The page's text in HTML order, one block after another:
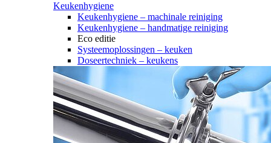
Keukenhygiene
Keukenhygiene – machinale reiniging
Keukenhygiene – handmatige reiniging
Eco editie
Systeemoplossingen – keuken
Doseertechniek – keukens